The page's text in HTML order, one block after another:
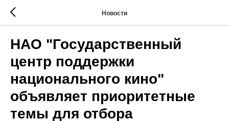
Новости
НАО "Государственный
центр поддержки
национального кино"
объявляет приоритетные
темы для отбора